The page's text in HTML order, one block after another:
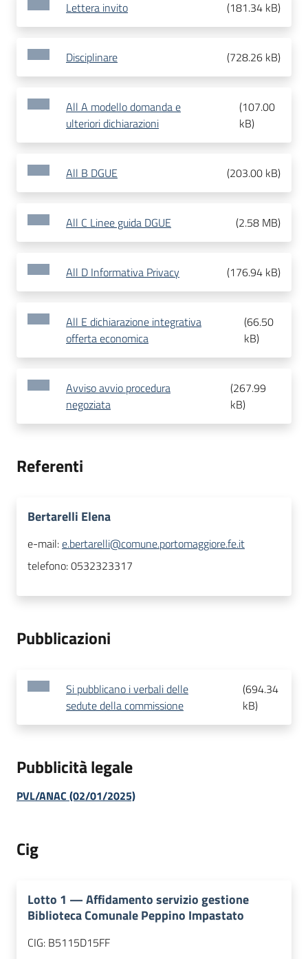
Lettera invito (181.34 kB)
Disciplinare (728.26 kB)
All A modello domanda e
ulteriori dichiarazioni
(107.00
kB)
All B DGUE (203.00 kB)
All C Linee guida DGUE (2.58 MB)
All D Informativa Privacy (176.94 kB)
All E dichiarazione integrativa
offerta economica
(66.50
kB)
Avviso avvio procedura
negoziata
(267.99
kB)
Referenti
Bertarelli Elena
e-mail:e.bertarelli@comune.portomaggiore.fe.it
telefono:0532323317
Pubblicazioni
Si pubblicano i verbali delle
sedute della commissione
(694.34
kB)
Pubblicità legale
PVL/ANAC (02/01/2025)
Cig
Lotto 1 —Affidamento servizio gestione
Biblioteca Comunale Peppino Impastato
CIG: B5115D15FF